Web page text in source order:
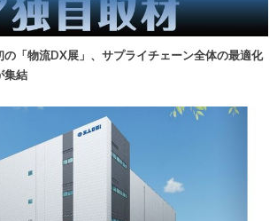
の「物流DX展」、サプライチェーン全体の最適化
集結